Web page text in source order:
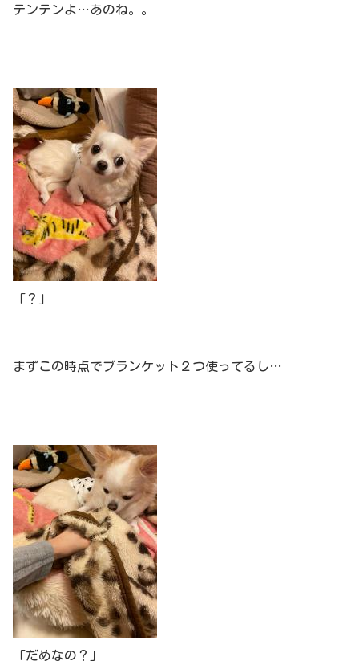
テンテンよ…あのね。。
「？」
まずこの時点でブランケット２つ使ってるし…
「だめなの？」